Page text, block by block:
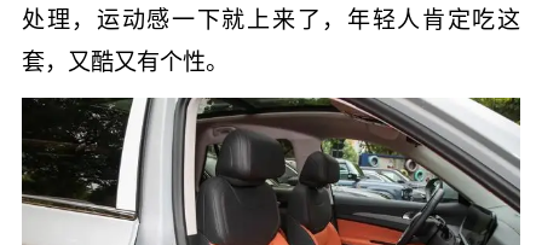
处理，运动感一下就上来了，年轻人肯定吃这
套，又酷又有个性。